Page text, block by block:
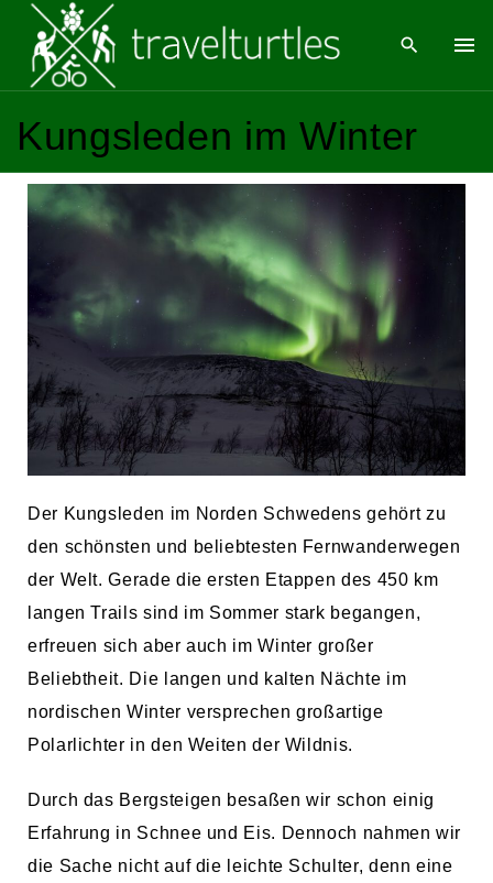
Kungsleden im Winter
Der Kungsleden im Norden Schwedens gehört zu
den schönsten und beliebtesten Fernwanderwegen
der Welt. Gerade die ersten Etappen des 450 km
langen Trails sind im Sommer stark begangen,
erfreuen sich aber auch im Winter großer
Beliebtheit. Die langen und kalten Nächte im
nordischen Winter versprechen großartige
Polarlichter in den Weiten der Wildnis.
Durch das Bergsteigen besaßen wir schon einig
Erfahrung in Schnee und Eis. Dennoch nahmen wir
die Sache nicht auf die leichte Schulter, denn eine